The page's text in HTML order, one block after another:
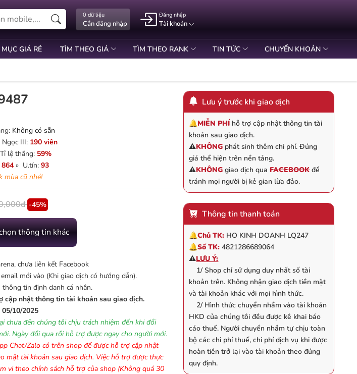
0 dữ liệu
Cần đăng nhập
Đăng nhập
Tài khoản
MỤC GIÁ RẺ TÌM THEO GIÁ TÌM THEO RANK TIN TỨC CHUYỂN KHOẢN
Không có sẵn
III: 190 viên
lệ thắng: 59%
864 » U.tín: 93
mùa cũ nhé!
-45%
thông tin khác
chưa liên kết Facebook
mới vào (Khi giao dịch có hướng dẫn).
tin định danh cá nhân.
cập nhật thông tin tài khoản sau giao dịch.
05/10/2025
chưa đến chúng tôi chịu trách nhiệm đến khi đổi
Ngày đổi qua rồi hỗ trợ được ngay cho người mới.
Chat/Zalo có trên shop để được hỗ trợ cập nhật
mật tài khoản sau giao dịch. Việc hỗ trợ được thực
vi theo chính sách hỗ trợ của shop (Không quá 30
Lưu ý trước khi giao dịch
🔔MIỄN PHÍ hỗ trợ cập nhật thông tin tài
khoản sau giao dịch.
⚠️KHÔNG phát sinh thêm chi phí. Đúng
giá thể hiện trên nền tảng.
⚠️KHÔNG giao dịch quaFACEBOOKđể
tránh mọi người bị kẻ gian lừa đảo.
Thông tin thanh toán
🔔Chủ TK: HO KINH DOANH LQ247
🔔Số TK: 4821286689064
⚠️LƯU Ý:
1/ Shop chỉ sử dụng duy nhất số tài
khoản trên. Không nhận giao dịch tiền mặt
và tài khoản khác với mọi hình thức.
2/ Hình thức chuyển nhầm vào tài khoản
HKD của chúng tôi đều được kê khai báo
cáo thuế. Người chuyển nhầm tự chịu toàn
bộ các chi phí thuế, chi phí dịch vụ khi được
hoàn tiền trở lại vào tài khoản theo đúng
quy định.